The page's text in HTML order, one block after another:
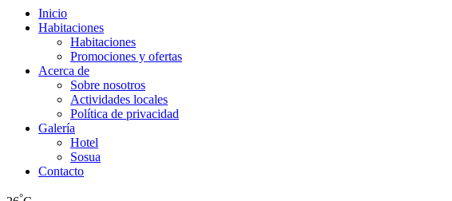
Inicio
Habitaciones
Habitaciones
Promociones y ofertas
Acerca de
Sobre nosotros
Actividades locales
Política de privacidad
Galería
Hotel
Sosua
Contacto
°